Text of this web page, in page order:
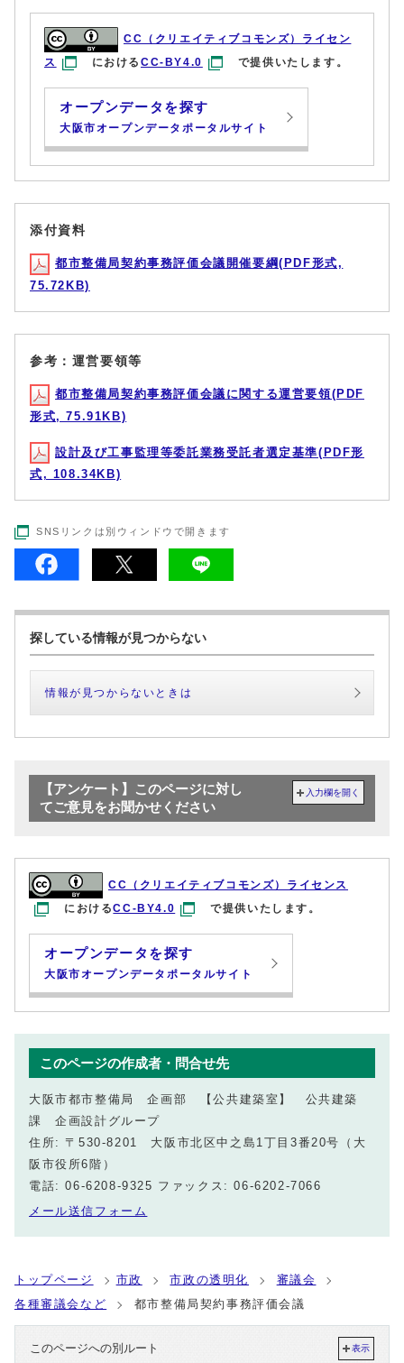
CC（クリエイティブコモンズ）ライセン
ス
におけるCC-BY4.0 で提供いたします。
オープンデータを探す
大阪市オープンデータポータルサイト
添付資料
都市整備局契約事務評価会議開催要綱(PDF形式,
75.72KB)
参考：運営要領等
都市整備局契約事務評価会議に関する運営要領(PDF
形式, 75.91KB)
設計及び工事監理等委託業務受託者選定基準(PDF形
式, 108.34KB)
SNSリンクは別ウィンドウで開きます
探している情報が見つからない
情報が見つからないときは
【アンケート】このページに対し
てご意見をお聞かせください
入力欄を開く
CC（クリエイティブコモンズ）ライセンス
におけるCC-BY4.0 で提供いたします。
オープンデータを探す
大阪市オープンデータポータルサイト
このページの作成者・問合せ先
大阪市都市整備局 企画部 【公共建築室】 公共建築
課 企画設計グループ
住所: 〒530-8201 大阪市北区中之島1丁目3番20号（大
阪市役所6階）
電話: 06-6208-9325 ファックス: 06-6202-7066
メール送信フォーム
トップページ 市政 市政の透明化
審議会
各種審議会など
都市整備局契約事務評価会議
このページへの別ルート 表示